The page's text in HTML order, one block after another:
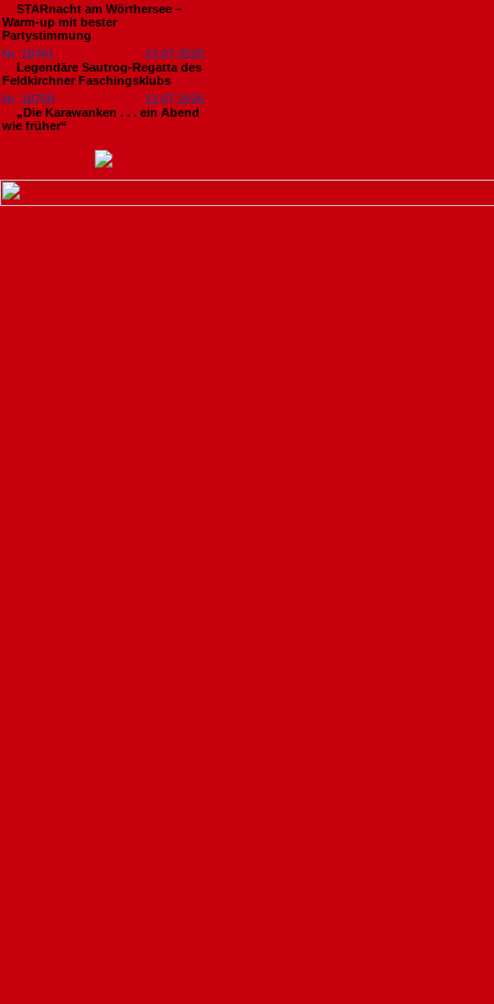
STARnacht am Wörthersee –
Warm-up mit bester
Partystimmung
Nr. 18761
13.07.2026
Legendäre Sautrog-Regatta des
Feldkirchner Faschingsklubs
Nr. 18759
13.07.2026
„Die Karawanken . . . ein Abend
wie früher“